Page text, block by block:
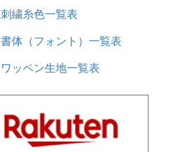
刺繍糸色一覧表
書体（フォント）一覧表
ワッペン生地一覧表